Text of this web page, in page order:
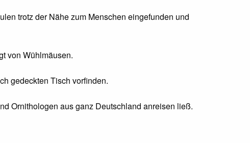
trotz der Nähe zum Menschen eingefunden und
von Wühlmäusen.
gedeckten Tisch vorfinden.
Ornithologen aus ganz Deutschland anreisen ließ.
auf Seite